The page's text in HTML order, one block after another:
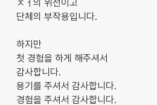
ㅈㅓ의 위선이고
단체의 부작용입니다.
하지만
첫 경험을 하게 해주셔서
감사합니다.
용기를 주셔서 감사합니다.
경험을 주셔서 감사합니다.